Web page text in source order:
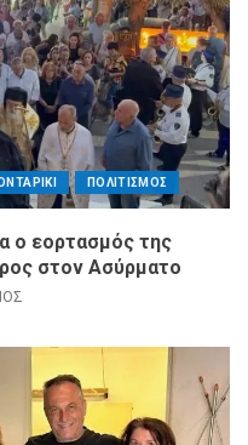
ΠΟΛΙΤΙΣΜΟΣ
ο εορτασμός της
στον Ασύρματο